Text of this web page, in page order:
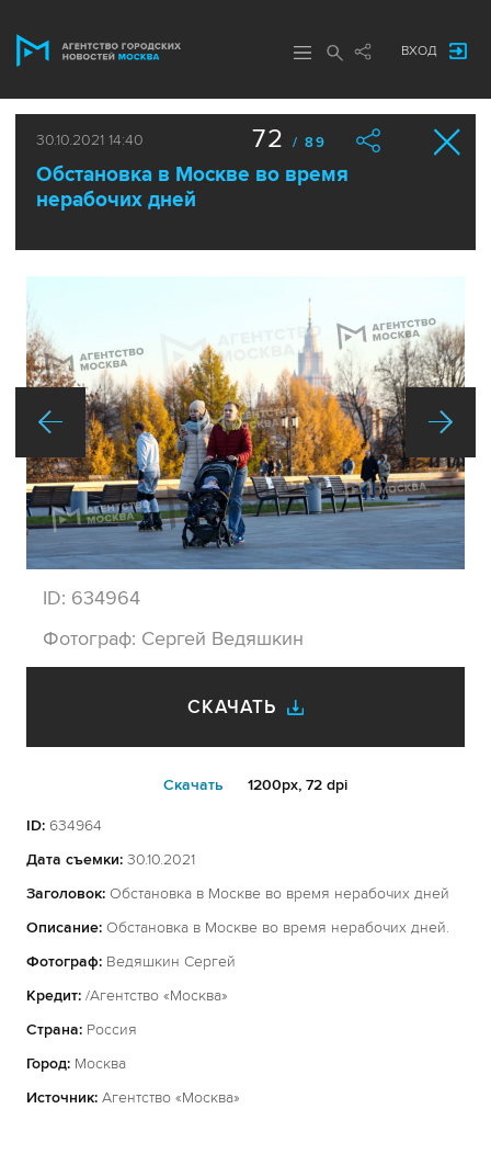
ВХОД
30.10.2021 14:40
Обстановка в Москве во время
нерабочих дней
72 / 89
ID: 634964
Фотограф: Сергей Ведяшкин
СКАЧАТЬ
Cкачать 1200px, 72 dpi
ID: 634964
Дата съемки: 30.10.2021
Заголовок: Обстановка в Москве во время нерабочих дней
Описание: Обстановка в Москве во время нерабочих дней.
Фотограф: Ведяшкин Сергей
Кредит: /Агентство «Москва»
Страна: Россия
Город: Москва
Источник: Агентство «Москва»